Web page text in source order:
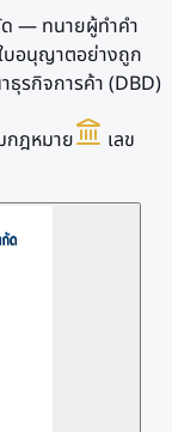
ด — ทนายผู้ทำคำ
บอนุญาตอย่างถูก
รกิจการค้า (DBD)
กฎหมาย
เลข